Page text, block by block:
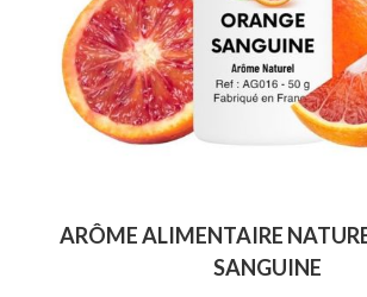
ARÔME ALIMENTAIRE
SANGUINE